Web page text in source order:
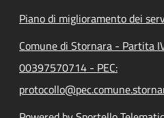
Piano di miglioramento dei
Comune di Stornara - Partita
00397570714 - PEC: